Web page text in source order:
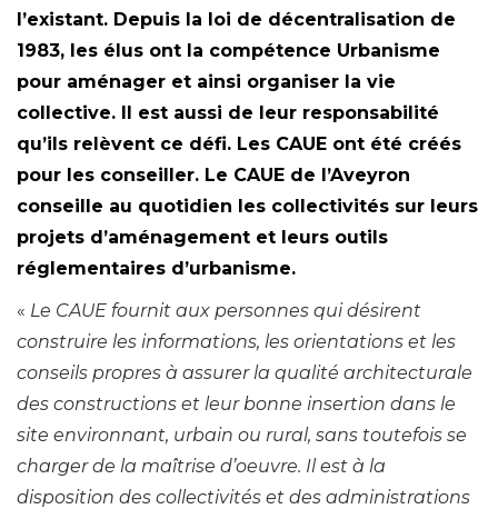
l’existant. Depuis la loi de décentralisation de
1983, les élus ont la compétence Urbanisme
pour aménager et ainsi organiser la vie
collective. Il est aussi de leur responsabilité
qu’ils relèvent ce défi. Les CAUE ont été créés
pour les conseiller. Le CAUE de l’Aveyron
conseille au quotidien les collectivités sur leurs
projets d’aménagement et leurs outils
réglementaires d’urbanisme.
« Le CAUE fournit aux personnes qui désirent
construire les informations, les orientations et les
conseils propres à assurer la qualité architecturale
des constructions et leur bonne insertion dans le
site environnant, urbain ou rural, sans toutefois se
charger de la maîtrise d’oeuvre. Il est à la
disposition des collectivités et des administrations